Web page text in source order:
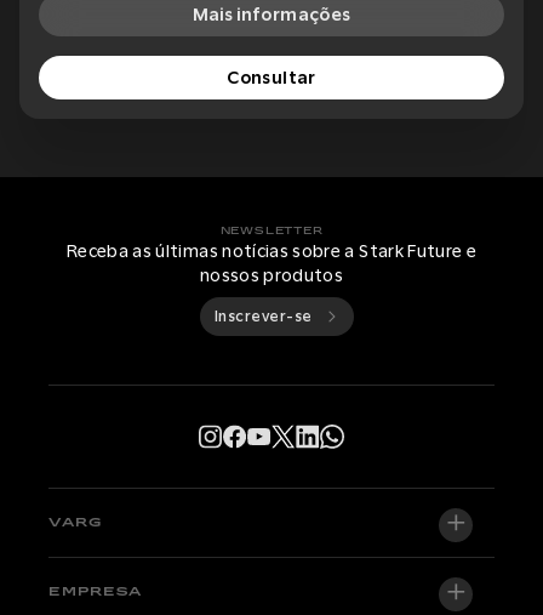
Mais informações
Consultar
NEWSLETTER
Receba as últimas notícias sobre a Stark Future e
nossos produtos
Inscrever-se
VARG
VARG EX
EMPRESA